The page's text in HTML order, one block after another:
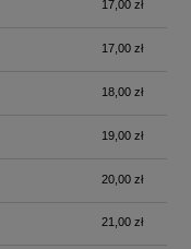
17,00 zł
17,00 zł
18,00 zł
19,00 zł
20,00 zł
21,00 zł